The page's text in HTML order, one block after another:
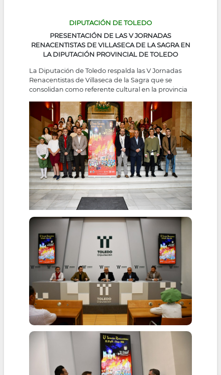
DIPUTACIÓN DE TOLEDO
PRESENTACIÓN DE LAS V JORNADAS
RENACENTISTAS DE VILLASECA DE LA SAGRA EN
LA DIPUTACIÓN PROVINCIAL DE TOLEDO
La Diputación de Toledo respalda las V Jornadas
Renacentistas de Villaseca de la Sagra que se
consolidan como referente cultural en la provincia